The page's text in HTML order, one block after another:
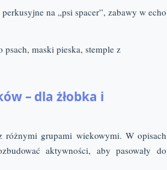
na „psi spacer”, zabawy w echo
psach, maski pieska, stemple z
– dla żłobka i
różnymi grupami wiekowymi. W opisach
aktywności, aby pasowały do